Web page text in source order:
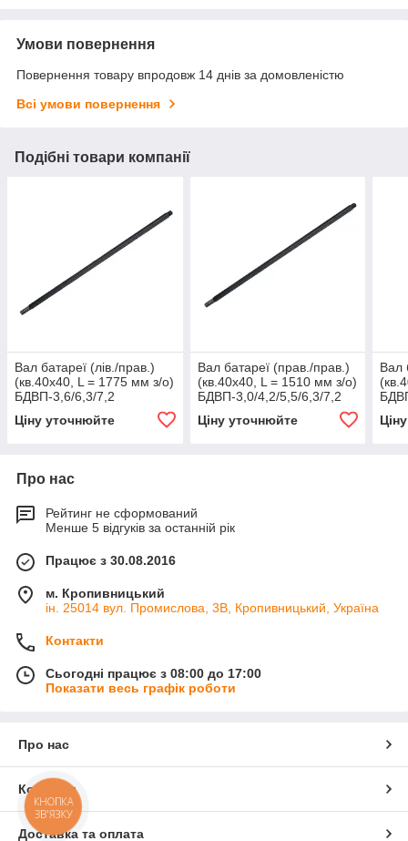
Умови повернення
Повернення товару впродовж 14 днів за домовленістю
Всі умови повернення
Подібні товари компанії
Вал батареї (лів./прав.)
(кв.40х40, L = 1775 мм з/о)
БДВП-3,6/6,3/7,2
Ціну уточнюйте
Вал батареї (прав./прав.)
(кв.40х40, L = 1510 мм з/о)
БДВП-3,0/4,2/5,5/6,3/7,2
'Червонянський агромаш'
Ціну уточнюйте
Вал
Про нас
Рейтинг не сформований
Менше 5 відгуків за останній рік
Працює з 30.08.2016
м. Кропивницький
ін. 25014 вул. Промислова, 3В, Кропивницький, Україна
Контакти
Сьогодні працює з 08:00 до 17:00
Показати весь графік роботи
Про нас
Контакти
Доставка та оплата
КНОПКА
ЗВ'ЯЗКУ